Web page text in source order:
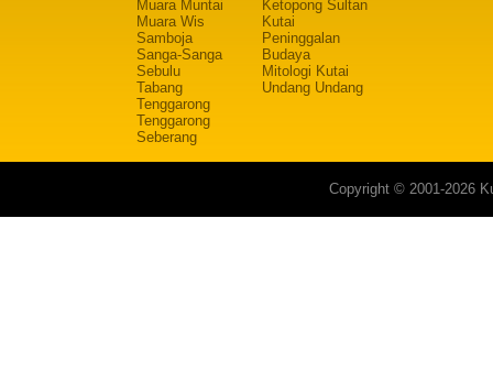
Muara Muntai
Muara Wis
Samboja
Sanga-Sanga
Sebulu
Tabang
Tenggarong
Tenggarong
Seberang
Ketopong Sultan
Kutai
Peninggalan
Budaya
Mitologi Kutai
Undang Undang
Copyright © 2001-2026